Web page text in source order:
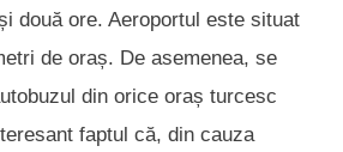
două ore. Aeroportul este situat
de oraș. De asemenea, se
din orice oraș turcesc
faptul că, din cauza